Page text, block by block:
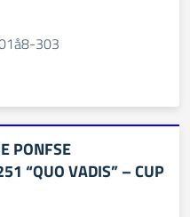
303
PONFSE
“QUO VADIS” – CUP